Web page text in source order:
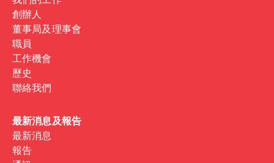
創辦人
董事局及理事會
職員
工作機會
歷史
聯絡我們
最新消息及報告
最新消息
報告